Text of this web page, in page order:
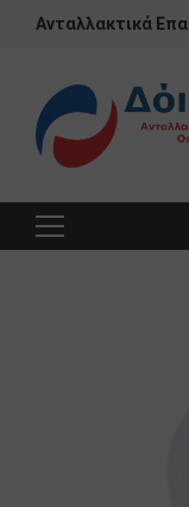
Ανταλλακτικά